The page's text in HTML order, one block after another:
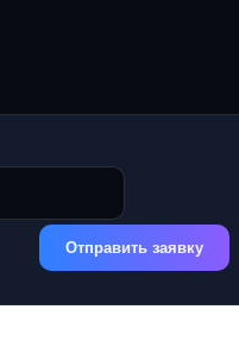
Отправить заявку